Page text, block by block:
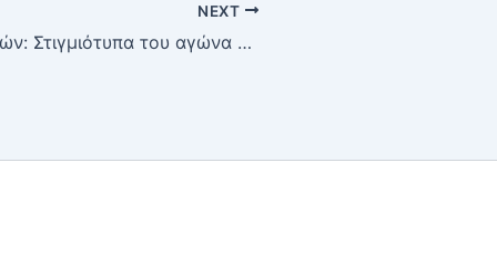
NEXT
Μπάσκετ ανδρών: Στιγμιότυπα του αγώνα ΕΣΠΕΡΟΣ-ΑΟΠΦ